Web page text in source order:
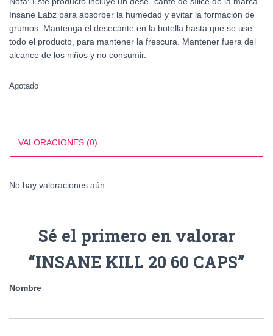
Insane Labz para absorber la humedad y evitar la formación de
grumos. Mantenga el desecante en la botella hasta que se use
todo el producto, para mantener la frescura. Mantener fuera del
alcance de los niños y no consumir.
Agotado
VALORACIONES (0)
No hay valoraciones aún.
Sé el primero en valorar
“INSANE KILL 20 60 CAPS”
Nombre